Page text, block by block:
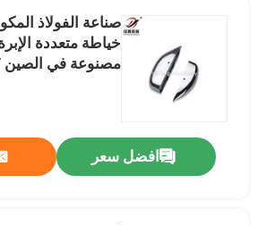
صناعة الفولاذ
خياطة متعددة
مصنوعة في الصين /
افضل سعر